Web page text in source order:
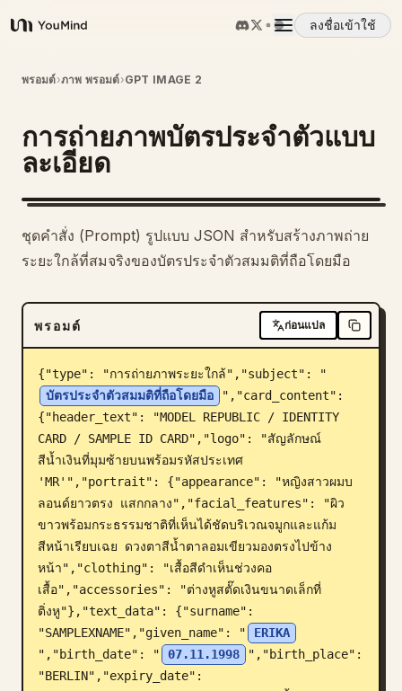
YouMind
ลงชื่อเข้าใช้
ภาพรวม
กรณีการใช้งาน
ทักษะ
พรอมต์
ราคา
ดาวน์โหลด
บล็อก
อัปเดต
พรอมต์›ภาพ พรอมต์›GPT IMAGE 2
การถ่ายภาพบัตรประจำตัวแบบ
ละเอียด
ชุดคำสั่ง (Prompt) รูปแบบ JSON สำหรับสร้างภาพถ่าย
ระยะใกล้ที่สมจริงของบัตรประจำตัวสมมติที่ถือโดยมือ
พรอมต์ ก่อนแปล
{"type": "การถ่ายภาพระยะใกล้","subject": "
บัตรประจำตัวสมมติที่ถือโดยมือ
","card_content":
{"header_text": "MODEL REPUBLIC / IDENTITY
CARD / SAMPLE ID CARD","logo": "สัญลักษณ์
สีน้ำเงินที่มุมซ้ายบนพร้อมรหัสประเทศ
'MR'","portrait": {"appearance": "หญิงสาวผมบ
ลอนด์ยาวตรง แสกกลาง","facial_features": "ผิว
ขาวพร้อมกระธรรมชาติที่เห็นได้ชัดบริเวณจมูกและแก้ม
สีหน้าเรียบเฉย ดวงตาสีน้ำตาลอมเขียวมองตรงไปข้าง
หน้า","clothing": "เสื้อสีดำเห็นช่วงคอ
เสื้อ","accessories": "ต่างหูสตั๊ดเงินขนาดเล็กที่
ติ่งหู"},"text_data": {"surname":
"SAMPLEXNAME","given_name": "
ERIKA
","birth_date": "
07.11.1998
","birth_place":
"BERLIN","expiry_date":